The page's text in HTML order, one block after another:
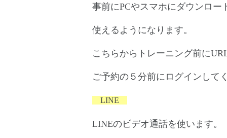
事前にPCやスマホにダウンロー
使えるようになります。
こちらからトレーニング前に
ご予約の５分前にログインして
LINE
LINEのビデオ通話を使います。